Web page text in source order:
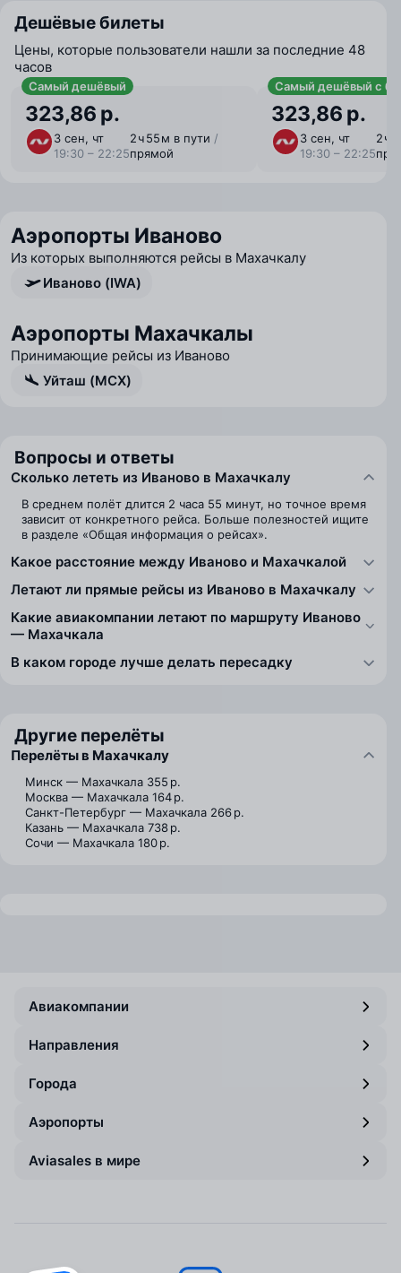
Дешёвые билеты
Цены, которые пользователи нашли за последние 48
часов
Самый дешёвый
323,86 р.
3 сен, чт
19:30 – 22:25
2 ⁠ч 55 ⁠м в пути /
прямой
Самый дешёвый с
323,86 р.
3 сен, чт
19:30 – 22:25
2 ⁠ч
Аэропорты Иваново
Из которых выполняются рейсы в Махачкалу
Иваново (IWA)
Аэропорты Махачкалы
Принимающие рейсы из Иваново
Уйташ (MCX)
Вопросы и ответы
Сколько лететь из Иваново в Махачкалу
В среднем полёт длится 2 часа 55 минут, но точное время
зависит от конкретного рейса. Больше полезностей ищите
в разделе «Общая информация о рейсах».
Какое расстояние между Иваново и Махачкалой
Летают ли прямые рейсы из Иваново в Махачкалу
Какие авиакомпании летают по маршруту Иваново
— Махачкала
В каком городе лучше делать пересадку
Другие перелёты
Перелёты в Махачкалу
Минск — Махачкала 355 р.
Москва — Махачкала 164 р.
Санкт-Петербург — Махачкала 266 р.
Казань — Махачкала 738 р.
Сочи — Махачкала 180 р.
Авиакомпании
Направления
Города
Аэропорты
Aviasales в мире